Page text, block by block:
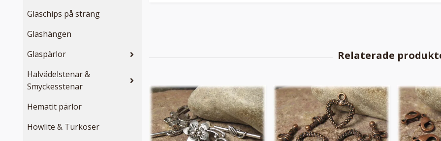
Glaschips på sträng
Glashängen
Glaspärlor
Halvädelstenar &
Smyckesstenar
Hematit pärlor
Howlite & Turkoser